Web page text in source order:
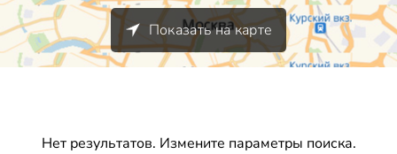
Показать на карте
Нет результатов. Измените параметры поиска.